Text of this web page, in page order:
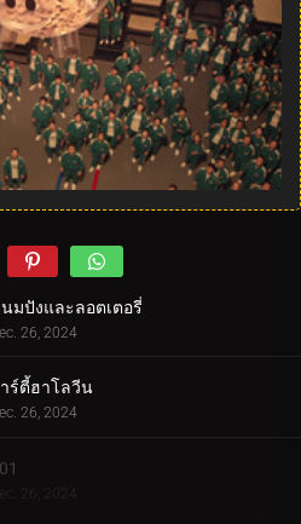
มปังและลอตเตอรี่
26, 2024
ร์ตี้ฮาโลวีน
26, 2024
26, 2024